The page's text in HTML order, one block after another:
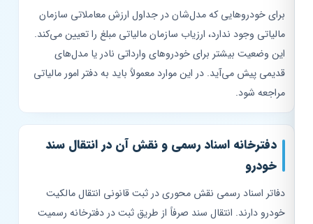
برای خودروهایی که مدل‌شان در جداول ارزش معاملاتی سازمان
مالیاتی وجود ندارد، ارزیاب سازمان مالیاتی مبلغ را تعیین می‌کند.
این وضعیت بیشتر برای خودروهای وارداتی نادر یا مدل‌های
قدیمی پیش می‌آید. در این موارد معمولاً باید به دفتر امور مالیاتی
مراجعه شود.
دفترخانه اسناد رسمی و نقش آن در انتقال سند
خودرو
دفاتر اسناد رسمی نقش محوری در ثبت قانونی انتقال مالکیت
خودرو دارند. انتقال سند صرفاً از طریق ثبت در دفترخانه رسمیت